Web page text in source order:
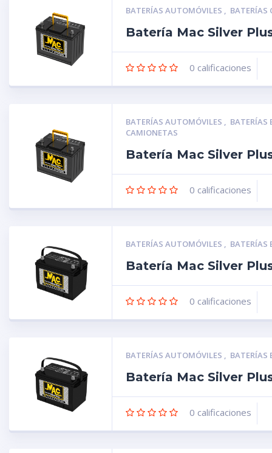
BATERÍAS AUTOMÓVILES , BATERÍAS
Batería Mac Silver
0 calificaciones
BATERÍAS AUTOMÓVILES , BATERÍAS
CAMIONETAS
Batería Mac Silver
0 calificaciones
BATERÍAS AUTOMÓVILES , BATERÍAS
Batería Mac Silver
0 calificaciones
BATERÍAS AUTOMÓVILES , BATERÍAS
Batería Mac Silver
0 calificaciones